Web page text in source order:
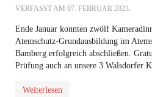
VERFASST AM 07. FEBRUAR 2023.
Ende Januar konnten zwölf
Atemschutz-Grundausbildung im
Bamberg erfolgreich abschließen.
Prüfung auch an unsere 3 Walsdorfer
Weiterlesen